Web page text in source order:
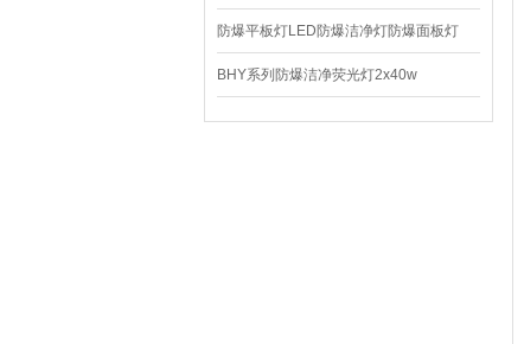
220V/150W
防爆平板灯LED防爆洁净灯防爆面板灯
BHY系列防爆洁净荧光灯2x40w